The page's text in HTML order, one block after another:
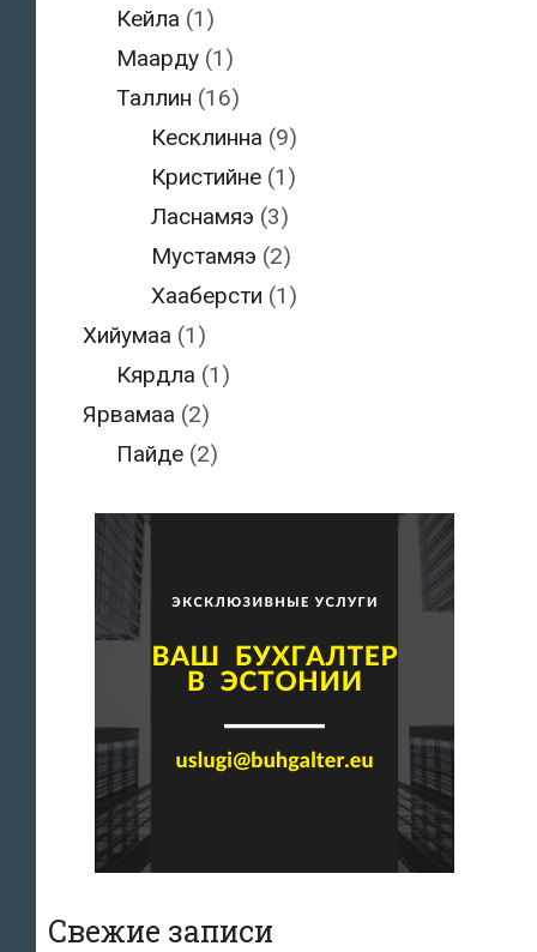
Кейла (1)
Маарду (1)
Таллин (16)
Кесклинна (9)
Кристийне(1)
Ласнамяэ (3)
Мустамяэ (2)
Хааберсти (1)
Хийумаа (1)
Кярдла (1)
Ярвамаа (2)
Пайде (2)
Свежие записи